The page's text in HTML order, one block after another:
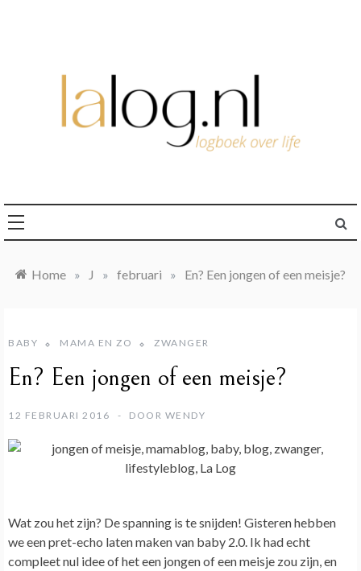
Home » J » februari » En? Een jongen of een meisje?
BABY MAMA EN ZO ZWANGER
En? Een jongen of een meisje?
12 FEBRUARI 2016 DOOR WENDY
Wat zou het zijn? De spanning is te snijden! Gisteren hebben
we een pret-echo laten maken van baby 2.0. Ik had echt
compleet nul idee of het een jongen of een meisje zou zijn, en